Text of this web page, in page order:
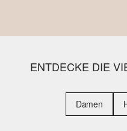
ENTDECKE DIE
Damen